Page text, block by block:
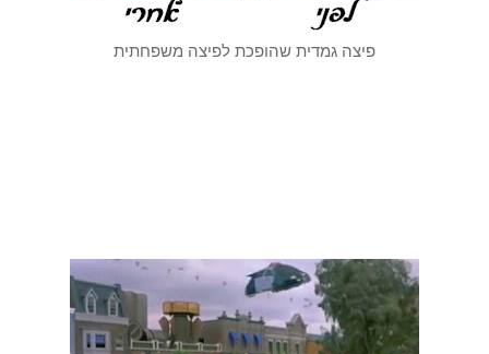
פיצה גמדית שהופכת לפיצה משפחתית